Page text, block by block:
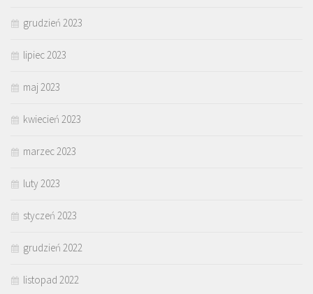
grudzień 2023
lipiec 2023
maj 2023
kwiecień 2023
marzec 2023
luty 2023
styczeń 2023
grudzień 2022
listopad 2022